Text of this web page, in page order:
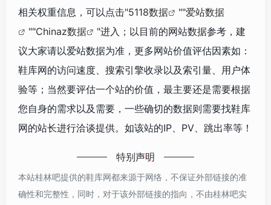
相关权重信息，可以点击"5118数据 ""爱站数据
""Chinaz数据
"进入；以目前的网站数据参考，建
议大家请以爱站数据为准，更多网站价值评估因素如：
鞋库网的访问速度、搜索引擎收录以及索引量、用户体
验等；当然要评估一个站的价值，最主要还是需要根据
您自身的需求以及需要，一些确切的数据则需要找鞋库
网的站长进行洽谈提供。如该站的IP、PV、跳出率等！
特别声明
本站桂林吧提供的鞋库网都来源于网络，不保证外部链接的准
确性和完整性，同时，对于该外部链接的指向，不由桂林吧实